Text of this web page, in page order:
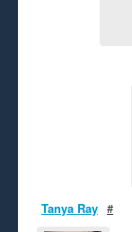
Tanya Ray #